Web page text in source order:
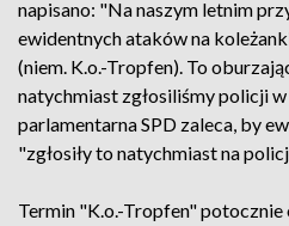
napisano: "Na naszym letnim
ewidentnych ataków na
(niem. K.o.-Tropfen). To
natychmiast zgłosiliśmy policji
parlamentarna SPD zaleca, by
"zgłosiły to natychmiast na
Termin "K.o.-Tropfen"